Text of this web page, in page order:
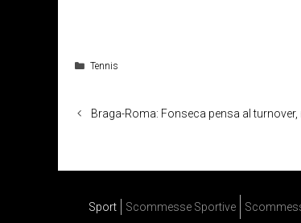
Categorie
Tennis
Braga-Roma: Fonseca pensa al
Sport Scommesse Sportive